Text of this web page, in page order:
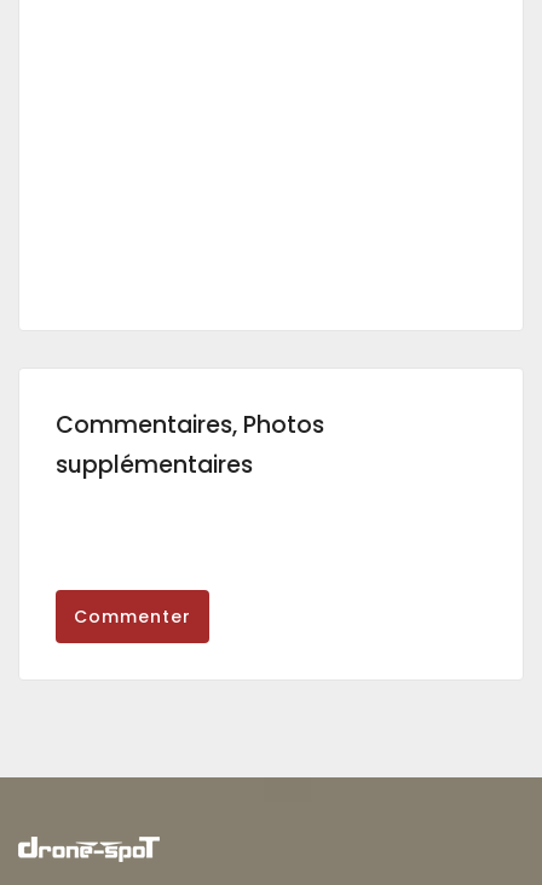
Commentaires, Photos
supplémentaires
Commenter